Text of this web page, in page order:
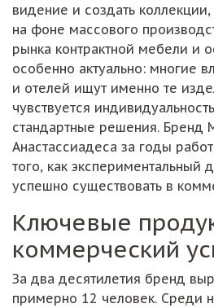
видение и создать
на фоне массового
рынка контрактной мебели и
особенно актуально: многие
и отелей ищут именно те
чувствуется
стандартные решения. Бренд
Анастассиадеса за годы
того, как экспериментальный
успешно существовать в
Ключевые
коммерческий
За два десятилетия бренд
примерно 12 человек. Среди